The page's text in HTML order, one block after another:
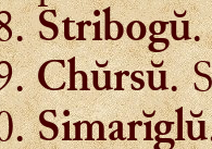
Stribogŭ
Chŭrsŭ.
Simarĭglŭ